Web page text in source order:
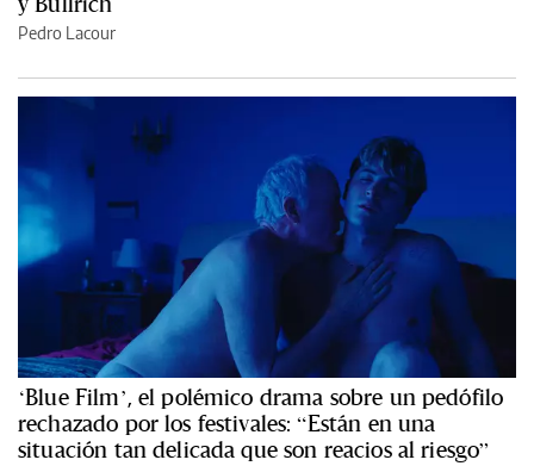
Pedro Lacour
‘Blue Film’, el polémico drama sobre un pedófilo
rechazado por los festivales: “Están en una
situación tan delicada que son reacios al riesgo”